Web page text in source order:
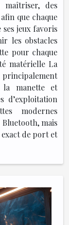
maîtriser, des
que chaque
jeux favoris
les obstacles
pour chaque
matérielle La
la manette et
d’exploitation
modernes
mais
de port et